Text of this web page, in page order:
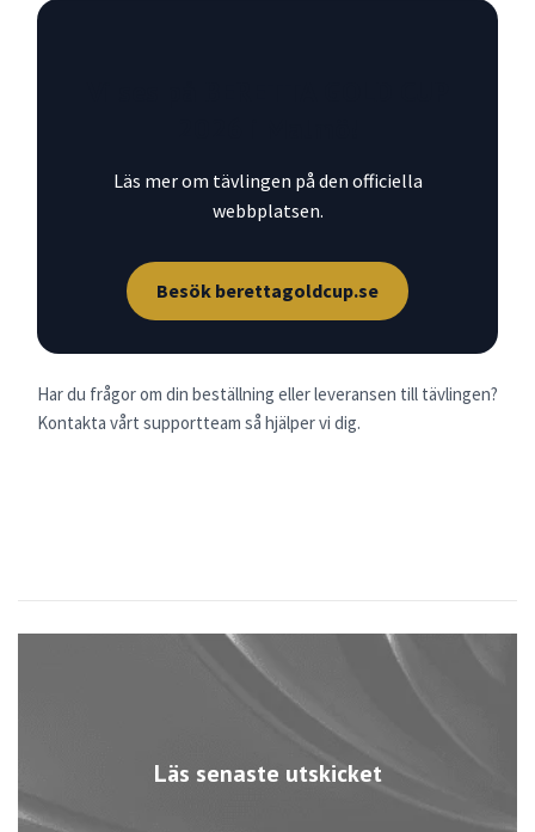
Läs senaste utskicket
Läs mer om tävlingen på den officiella
webbplatsen.
Besök berettagoldcup.se
Har du frågor om din beställning eller leveransen till tävlingen?
Kontakta vårt supportteam så hjälper vi dig.